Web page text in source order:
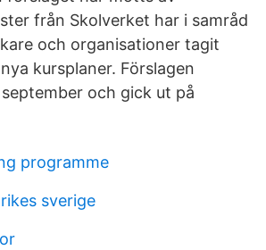
från Skolverket har i samråd
och organisationer tagit
kursplaner. Förslagen
och gick ut på
programme
sverige